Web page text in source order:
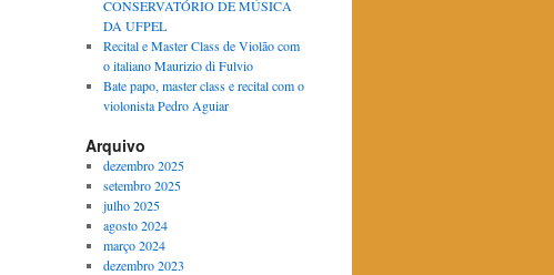
CONSERVATÓRIO DE MÚSICA
DA UFPEL
Recital e Master Class de Violão com
o italiano Maurizio di Fulvio
Bate papo, master class e recital com o
violonista Pedro Aguiar
Arquivo
dezembro 2025
setembro 2025
julho 2025
agosto 2024
março 2024
dezembro 2023